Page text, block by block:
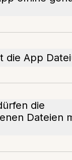
die App
die
Dateien